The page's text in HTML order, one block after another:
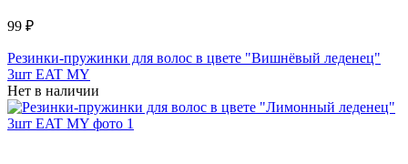
99 ₽
Резинки-пружинки для волос в цвете "Вишнёвый леденец"
3шт EAT MY
Нет в наличии